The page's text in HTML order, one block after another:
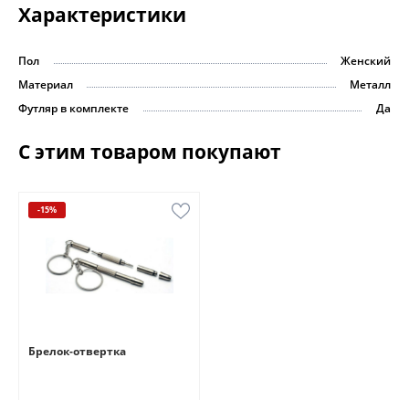
Характеристики
Пол
Женский
Материал
Металл
Футляр в комплекте
Да
С этим товаром покупают
-15%
Брелок-отвертка